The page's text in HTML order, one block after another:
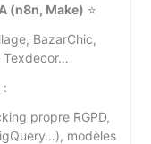
(n8n, Make) ⭐
BazarChic,
Texdecor…
:
propre RGPD,
modèles